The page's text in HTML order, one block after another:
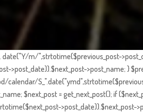
date("Y/m/",strtotime($previous_post-
>post_name; }
$next_post = get_next_post(); if
>post_date)).$next_post-